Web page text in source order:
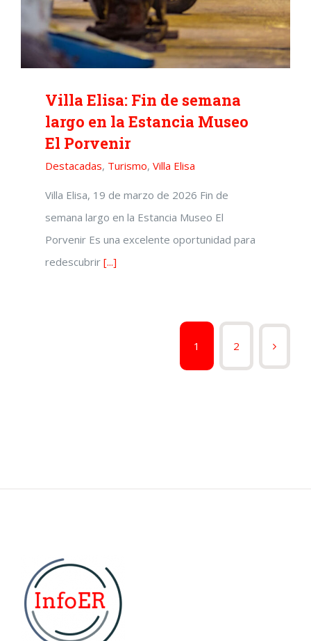
Villa Elisa: Fin de semana
largo en la Estancia Museo
El Porvenir
Destacadas, Turismo, Villa Elisa
Villa Elisa, 19 de marzo de 2026 Fin de
semana largo en la Estancia Museo El
Porvenir Es una excelente oportunidad para
redescubrir [...]
1 2